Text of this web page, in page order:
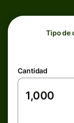
Tipo de
Cantidad